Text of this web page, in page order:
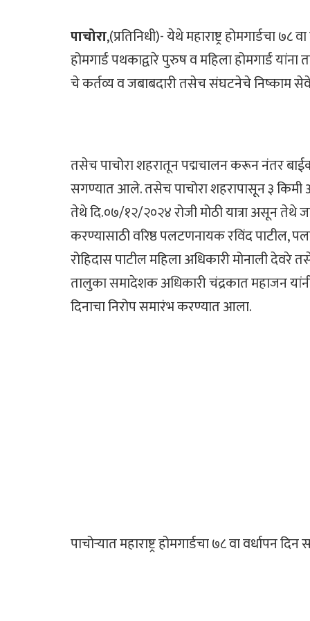
पाचोरा,(प्रतिनिधी)- येथे महाराष्ट्र होमगार्डचा
होमगार्ड पथकाद्वारे पुरुष व महिला होमगार्ड
चे कर्तव्य व जबाबदारी तसेच संघटनेचे निष्काम
तसेच पाचोरा शहरातून पद्मचालन करून नंतर
सगण्यात आले. तसेच पाचोरा शहरापासून ३
तेथे दि.०७/१२/२०२४ रोजी मोठी यात्रा असून
करण्यासाठी वरिष्ठ पलटणनायक रविंद पाटील,
रोहिदास पाटील महिला अधिकारी मोनाली देवरे
तालुका समादेशक अधिकारी चंद्रकात महाजन यांनी
दिनाचा निरोप समारंभ करण्यात आला.
पाचोऱ्यात महाराष्ट्र होमगार्डचा ७८ वा वर्धापन दिन